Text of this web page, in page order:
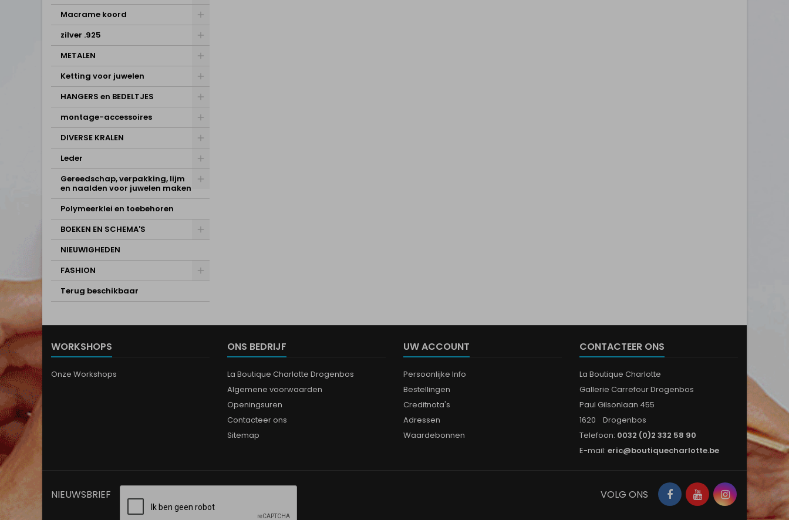
Macrame koord
zilver .925
METALEN
Ketting voor juwelen
HANGERS en BEDELTJES
montage-accessoires
DIVERSE KRALEN
Leder
Gereedschap, verpakking, lijm
en naalden voor juwelen maken
Polymeerklei en toebehoren
BOEKEN EN SCHEMA'S
NIEUWIGHEDEN
FASHION
Terug beschikbaar
WORKSHOPS
Onze Workshops
ONS BEDRIJF
La Boutique Charlotte Drogenbos
Algemene voorwaarden
Openingsuren
Contacteer ons
Sitemap
UW ACCOUNT
Persoonlijke Info
Bestellingen
Creditnota's
Adressen
Waardebonnen
CONTACTEER ONS
La Boutique Charlotte
Gallerie Carrefour Drogenbos
Paul Gilsonlaan 455
1620 Drogenbos
Telefoon: 0032 (0)2 332 58 90
E-mail: eric@boutiquecharlotte.be
NIEUWSBRIEF Facebook
YouTubeInstagram
VOLG ONS